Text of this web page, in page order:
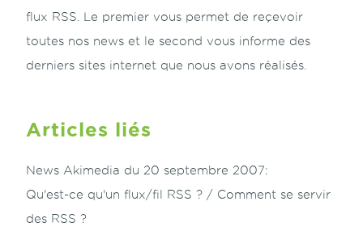
flux RSS. Le premier vous permet de reçevoir
toutes nos news et le second vous informe des
derniers sites internet que nous avons réalisés
Articles liés
News Akimedia du 20 septembre 2007:
Qu'est-ce qu'un flux/fil RSS ? / Comment se servir
des RSS ?